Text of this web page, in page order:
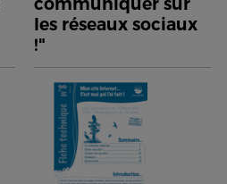
les réseaux sociaux
!"